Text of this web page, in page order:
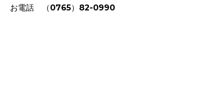
お電話 （0765）82-0990